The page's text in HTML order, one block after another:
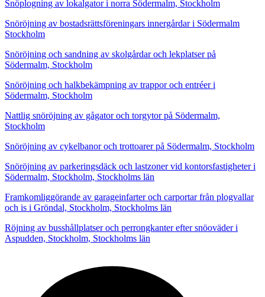
Snöplogning av lokalgator i norra Södermalm, Stockholm
Snöröjning av bostadsrättsföreningars innergårdar i Södermalm
Stockholm
Snöröjning och sandning av skolgårdar och lekplatser på
Södermalm, Stockholm
Snöröjning och halkbekämpning av trappor och entréer i
Södermalm, Stockholm
Nattlig snöröjning av gågator och torgytor på Södermalm,
Stockholm
Snöröjning av cykelbanor och trottoarer på Södermalm, Stockholm
Snöröjning av parkeringsdäck och lastzoner vid kontorsfastigheter i
Södermalm, Stockholm, Stockholms län
Framkomliggörande av garageinfarter och carportar från plogvallar
och is i Gröndal, Stockholm, Stockholms län
Röjning av busshållplatser och perrongkanter efter snöoväder i
Aspudden, Stockholm, Stockholms län